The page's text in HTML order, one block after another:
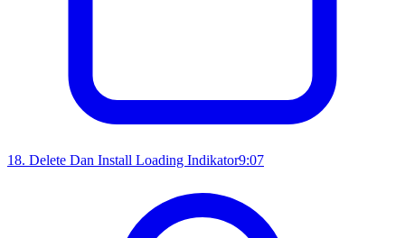
18. Delete Dan Install Loading Indikator9:07